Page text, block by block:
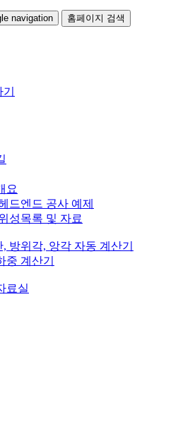
navigation 홈페이지 검색
요
드엔드 공사 예제
성목록 및 자료
방위각, 앙각 자동 계산기
중 계산기
료실